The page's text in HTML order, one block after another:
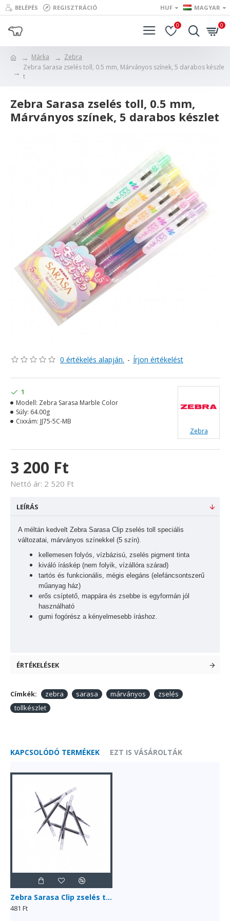
BELÉPÉS REGISZTRÁCIÓ HUF MAGYAR
0 0
Márka
Zebra
Zebra Sarasa zselés toll, 0.5 mm, Márványos színek, 5 darabos készle
t
Zebra Sarasa zselés toll, 0.5 mm,
Márványos színek, 5 darabos készlet
0 értékelés alapján. - Írjon értékelést
3 200 Ft
Nettó ár: 2 520 Ft
1
Modell: Zebra Sarasa Marble Color
Súly: 64.00g
Cixxám: JJ75-5C-MB
Zebra
LEÍRÁS
A méltán kedvelt Zebra Sarasa Clip zselés toll speciális
változatai, márványos színekkel (5 szín).
kellemesen folyós, vízbázisú, zselés pigment tinta
kiváló íráskép (nem folyik, vízállóra szárad)
tartós és funkcionális, mégis elegáns (elefáncsontszerű
műanyag ház)
erős csíptető, mappára és zsebbe is egyformán jól
használható
gumi fogórész a kényelmesebb íráshoz.
ÉRTÉKELÉSEK
Címkék: zebra sarasa márványos
zselés
tollkészlet
KAPCSOLÓDÓ TERMÉKEK EZT IS VÁSÁROLTÁK
Zebra Sarasa Clip zselés tollbetét, 0.5 mm
481 Ft